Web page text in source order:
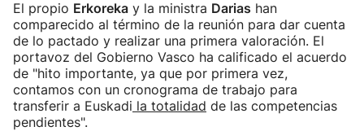
El propio Erkoreka y la ministra Darias han
comparecido al término de la reunión para dar cuenta
de lo pactado y realizar una primera valoración. El
portavoz del Gobierno Vasco ha calificado el acuerdo
de "hito importante, ya que por primera vez,
contamos con un cronograma de trabajo para
transferir a Euskadi la totalidad de las competencias
pendientes".